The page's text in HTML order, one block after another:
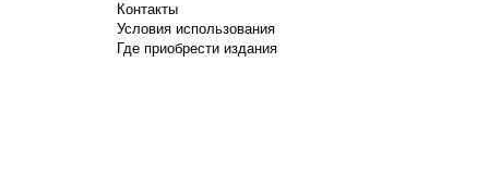
Контакты
Условия использования
Где приобрести издания